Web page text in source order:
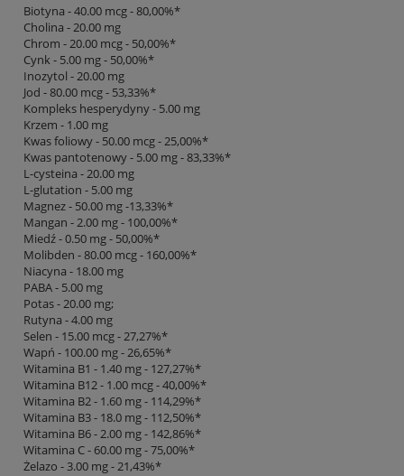
Biotyna - 40.00 mcg - 80,00%*
Cholina - 20.00 mg
Chrom - 20.00 mcg - 50,00%*
Cynk - 5.00 mg - 50,00%*
Inozytol - 20.00 mg
Jod - 80.00 mcg - 53,33%*
Kompleks hesperydyny - 5.00 mg
Krzem - 1.00 mg
Kwas foliowy - 50.00 mcg - 25,00%*
Kwas pantotenowy - 5.00 mg - 83,33%*
L-cysteina - 20.00 mg
L-glutation - 5.00 mg
Magnez - 50.00 mg -13,33%*
Mangan - 2.00 mg - 100,00%*
Miedź - 0.50 mg - 50,00%*
Molibden - 80.00 mcg - 160,00%*
Niacyna - 18.00 mg
PABA - 5.00 mg
Potas - 20.00 mg;
Rutyna - 4.00 mg
Selen - 15.00 mcg - 27,27%*
Wapń - 100.00 mg - 26,65%*
Witamina B1 - 1.40 mg - 127,27%*
Witamina B12 - 1.00 mcg - 40,00%*
Witamina B2 - 1.60 mg - 114,29%*
Witamina B3 - 18.0 mg - 112,50%*
Witamina B6 - 2.00 mg - 142,86%*
Witamina C - 60.00 mg - 75,00%*
Żelazo - 3.00 mg - 21,43%*